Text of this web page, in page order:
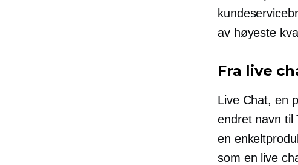
av høyeste
Fra live
Live Chat, en
endret navn til
en
som en live